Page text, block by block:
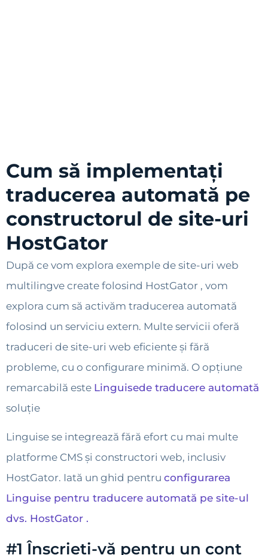
Cum să implementați
traducerea automată pe
constructorul de site-uri
HostGator
După ce vom explora exemple de site-uri web
multilingve create folosind HostGator , vom
explora cum să activăm traducerea automată
folosind un serviciu extern. Multe servicii oferă
traduceri de site-uri web eficiente și fără
probleme, cu o configurare minimă. O opțiune
remarcabilă este Linguisede traducere automată
soluție
Linguise se integrează fără efort cu mai multe
platforme CMS și constructori web, inclusiv
HostGator. Iată un ghid pentru configurarea
Linguise pentru traducere automată pe site-ul
dvs. HostGator .
#1 Înscrieți-vă pentru un cont